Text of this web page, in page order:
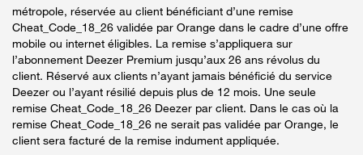
métropole, réservée au client bénéficiant d’une remise
Cheat_Code_18_26 validée par Orange dans le cadre d’une offre
mobile ou internet éligibles. La remise s’appliquera sur
l’abonnement Deezer Premium jusqu’aux 26 ans révolus du
client. Réservé aux clients n’ayant jamais bénéficié du service
Deezer ou l’ayant résilié depuis plus de 12 mois. Une seule
remise Cheat_Code_18_26 Deezer par client. Dans le cas où la
remise Cheat_Code_18_26 ne serait pas validée par Orange, le
client sera facturé de la remise indument appliquée.